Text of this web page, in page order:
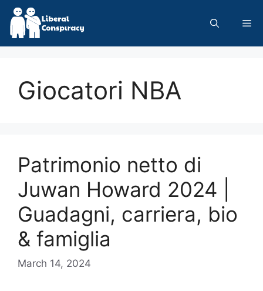
Skip
content
Giocatori NBA
Patrimonio netto di
Juwan Howard 2024 |
Guadagni, carriera, bio
& famiglia
March 14, 2024